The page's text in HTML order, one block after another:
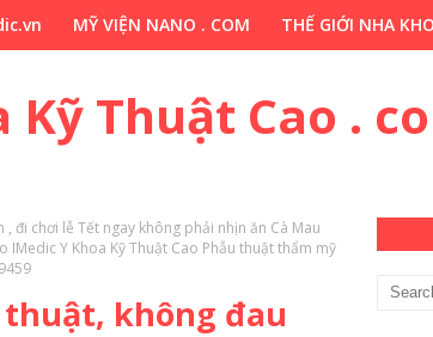
MỸ VIỆN NANO . COM THẾ GIỚI NHA
Kỹ Thuật Cao .
đi chơi lễ Tết ngay không phải nhịn ăn Cà Mau
Y Khoa Kỹ Thuật Cao Phẫu thuật thẩm mỹ
không đau